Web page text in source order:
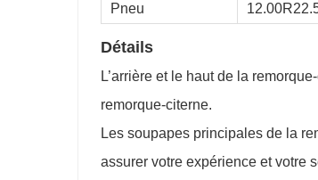
Pneu
Détails
L’arrière et le haut de la
remorque-citerne.
Les soupapes principales de la
assurer votre expérience et votre